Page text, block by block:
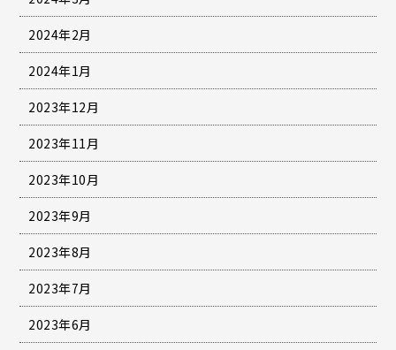
2024年2月
2024年1月
2023年12月
2023年11月
2023年10月
2023年9月
2023年8月
2023年7月
2023年6月